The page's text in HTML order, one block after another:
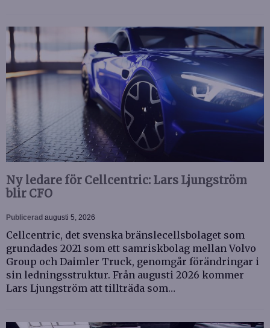
Ny ledare för Cellcentric: Lars Ljungström
blir CFO
Publicerad augusti 5, 2026
Cellcentric, det svenska bränslecellsbolaget som
grundades 2021 som ett samriskbolag mellan Volvo
Group och Daimler Truck, genomgår förändringar i
sin ledningsstruktur. Från augusti 2026 kommer
Lars Ljungström att tillträda som…